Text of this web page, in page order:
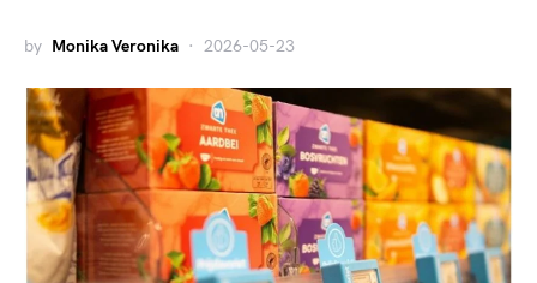
by Monika Veronika 2026-05-23